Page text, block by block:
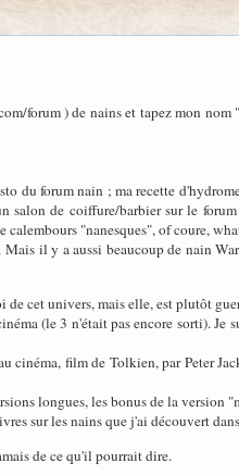
forum ) de nains et tapez mon
du forum nain ; ma recette
de coiffure/barbier sur le
"nanesques", of coure,
il y a aussi beaucoup de nain
cet univers, mais elle, est plutôt
(le 3 n'était pas encore sorti).
film de Tolkien, par Peter
longues, les bonus de la
sur les nains que j'ai découvert
de ce qu'il pourrait dire.